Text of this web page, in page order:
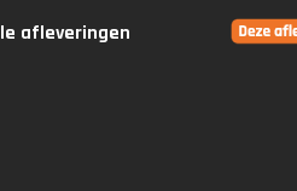
afleveringen